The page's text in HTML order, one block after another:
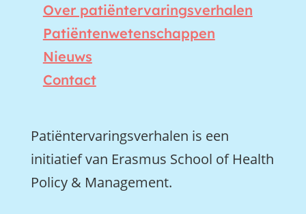
Over patiëntervaringsverhalen
Patiëntenwetenschappen
Nieuws
Contact
Patiëntervaringsverhalen is een
initiatief van Erasmus School of Health
Policy & Management.